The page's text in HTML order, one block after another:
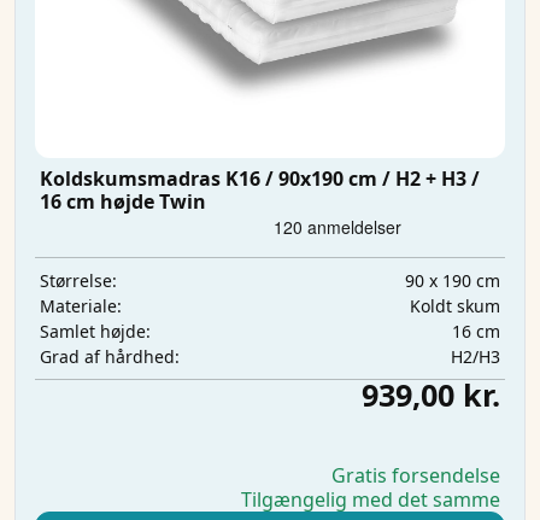
Koldskumsmadras K16 / 90x190 cm / H2 + H3 /
16 cm højde Twin
Størrelse:
90 x 190 cm
Materiale:
Koldt skum
Samlet højde:
16 cm
Grad af hårdhed:
H2/H3
939,00 kr.
Gratis forsendelse
Tilgængelig med det samme